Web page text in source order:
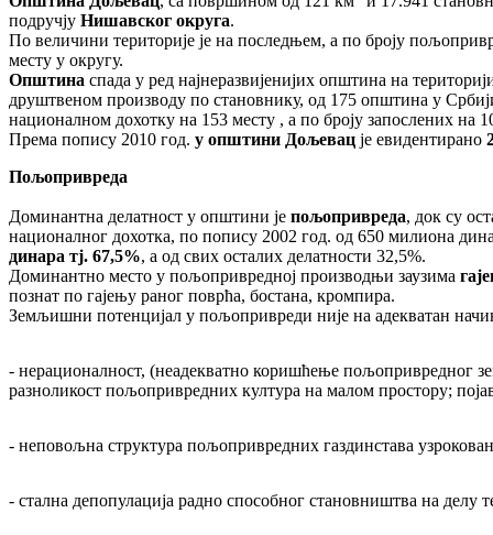
подручју Нишавског округа.
По величини територије је на последњем, а по броју
месту у округу.
Општина спада у ред најнеразвијенијих општина на
друштвеном производу по становнику, од 175 општина у
националном дохотку на 153 месту , а по броју запослених на
Према попису 2010 год. у општини Дољевац је евидентирано
Пољопривреда
Доминантна делатност у општини је пољопривреда, док су
националног дохотка, по попису 2002 год. од 650 милиона
динара тј. 67,5%, а од свих осталих делатности 32,5%.
Доминантно место у пољопривредној производњи заузима
познат по гајењу раног поврћа, бостана, кромпира.
Земљишни потенцијал у пољопривреди није на адекватан
- нерационалност, (неадекватно коришћење пољопривредног
разноликост пољопривредних култура на малом простору;
- неповољна структура пољопривредних газдинстава
- стална депопулација радно способног становништва на делу